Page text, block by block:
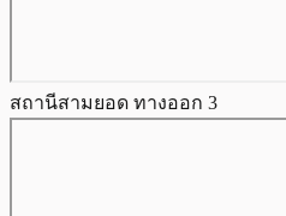
สถานีสามยอด ทางออก 3